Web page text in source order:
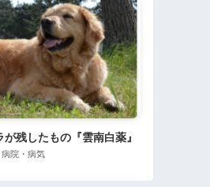
が残したもの『雲南白薬』
病院・病気